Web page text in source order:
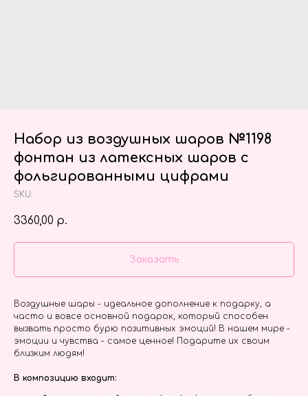
Набор из воздушных шаров №1198
фонтан из латексных шаров с
фольгированными цифрами
SKU:
3360,00 р.
Заказать
Воздушные шары - идеальное дополнение к подарку, а
часто и вовсе основной подарок, который способен
вызвать просто бурю позитивных эмоций! В нашем мире -
эмоции и чувства - самое ценное! Подарите их своим
близким людям!
В композицию входит: